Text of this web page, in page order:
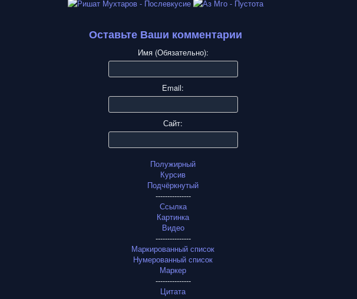
Оставьте Ваши комментарии
Имя (Обязательно):
Email:
Сайт:
Полужирный
Курсив
Подчёркнутый
---------------
Ссылка
Картинка
Видео
---------------
Маркированный список
Нумерованный список
Маркер
---------------
Цитата